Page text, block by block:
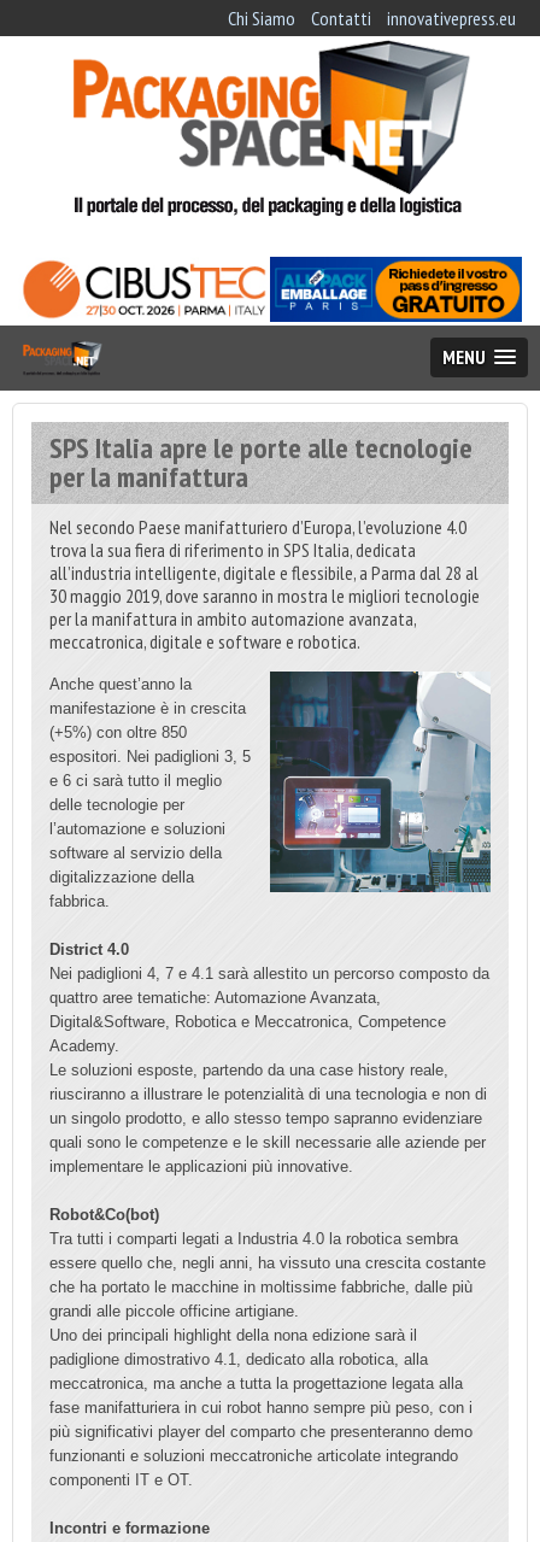
Chi Siamo Contatti innovativepress.eu
MENU
SPS Italia apre le porte alle tecnologie
per la manifattura
Nel secondo Paese manifatturiero d’Europa, l’evoluzione 4.0
trova la sua fiera di riferimento in SPS Italia, dedicata
all’industria intelligente, digitale e flessibile, a Parma dal 28 al
30 maggio 2019, dove saranno in mostra le migliori tecnologie
per la manifattura in ambito automazione avanzata,
meccatronica, digitale e software e robotica.
Anche quest’anno la
manifestazione è in crescita
(+5%) con oltre 850
espositori. Nei padiglioni 3, 5
e 6 ci sarà tutto il meglio
delle tecnologie per
l’automazione e soluzioni
software al servizio della
digitalizzazione della
fabbrica.
District 4.0
Nei padiglioni 4, 7 e 4.1 sarà allestito un percorso composto da
quattro aree tematiche: Automazione Avanzata,
Digital&Software, Robotica e Meccatronica, Competence
Academy.
Le soluzioni esposte, partendo da una case history reale,
riusciranno a illustrare le potenzialità di una tecnologia e non di
un singolo prodotto, e allo stesso tempo sapranno evidenziare
quali sono le competenze e le skill necessarie alle aziende per
implementare le applicazioni più innovative.
Robot&Co(bot)
Tra tutti i comparti legati a Industria 4.0 la robotica sembra
essere quello che, negli anni, ha vissuto una crescita costante
che ha portato le macchine in moltissime fabbriche, dalle più
grandi alle piccole officine artigiane.
Uno dei principali highlight della nona edizione sarà il
padiglione dimostrativo 4.1, dedicato alla robotica, alla
meccatronica, ma anche a tutta la progettazione legata alla
fase manifatturiera in cui robot hanno sempre più peso, con i
più significativi player del comparto che presenteranno demo
funzionanti e soluzioni meccatroniche articolate integrando
componenti IT e OT.
Incontri e formazione